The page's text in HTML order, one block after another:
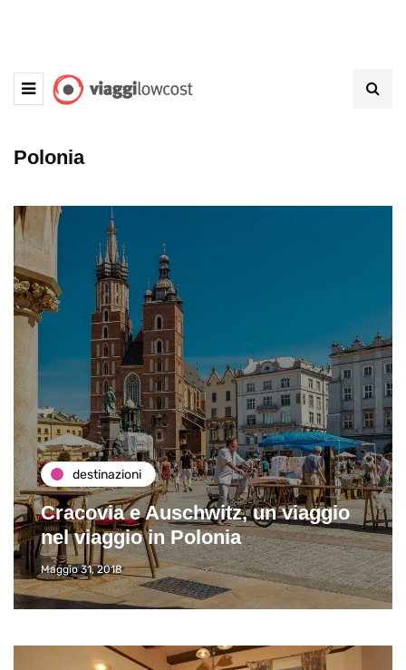
Polonia
destinazioni
Cracovia e Auschwitz, un viaggio
nel viaggio in Polonia
Maggio 31, 2018